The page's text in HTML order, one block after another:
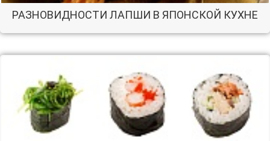
РАЗНОВИДНОСТИ ЛАПШИ В ЯПОНСКОЙ КУХНЕ